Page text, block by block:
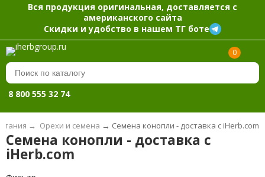
Вся продукция оригинальная, доставляется с
американского сайта
Скидки и удобство в нашем ТГ боте
0
8 800 555 32 74
→ Орехи и семена → Семена конопли - доставка с iHerb.com
Семена конопли - доставка с
iHerb.com